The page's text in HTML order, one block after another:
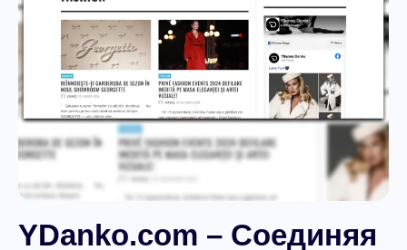
YDanko.com – Соединяя